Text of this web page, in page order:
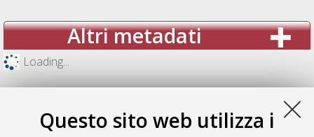
Questo sito web utilizza i
Altri metadati
Loading...